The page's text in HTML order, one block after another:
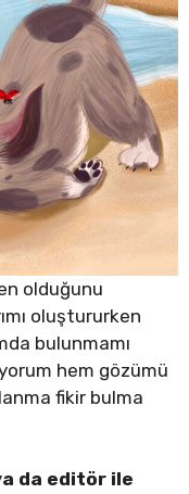
olduğunu
oluştururken
bulunmamı
hem gözümü
fikir bulma
da editör ile